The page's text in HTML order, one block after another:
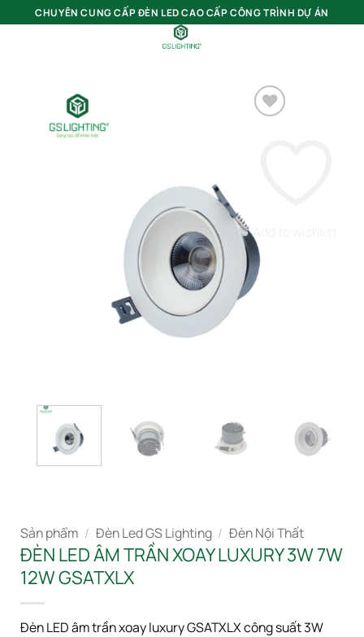
qua
CHUYÊN CUNG CẤP ĐÈN LED CAO CẤP CÔNG TRÌNH DỰ ÁN
Add to wishlist
Sản phẩm / Đèn Led GS Lighting / Đèn Nội Thất
ĐÈN LED ÂM TRẦN XOAY LUXURY 3W 7W
12W GSATXLX
Đèn LED âm trần xoay luxury GSATXLX công suất 3W